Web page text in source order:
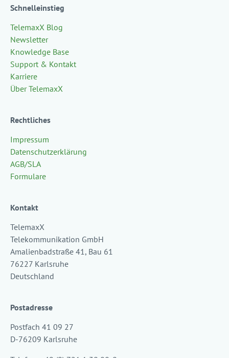
Schnelleinstieg
TelemaxX Blog
Newsletter
Knowledge Base
Support & Kontakt
Karriere
Über TelemaxX
Rechtliches
Impressum
Datenschutzerklärung
AGB/SLA
Formulare
Kontakt
TelemaxX
Telekommunikation GmbH
Amalienbadstraße 41, Bau 61
76227 Karlsruhe
Deutschland
Postadresse
Postfach 41 09 27
D-76209 Karlsruhe